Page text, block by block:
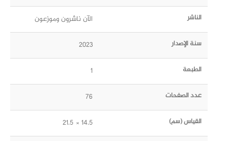
الناشر الآن ناشرون وموزعون
سنة الإصدار 2023
الطبعة 1
عدد الصفحات 76
القياس (سم) 14.5 × 21.5